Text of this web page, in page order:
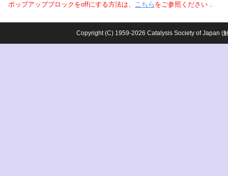
ポップアップブロックをoffにする方法は、 こちら をご参照ください．
Copyright (C) 1959-2026 Catalysis Society of Japan (